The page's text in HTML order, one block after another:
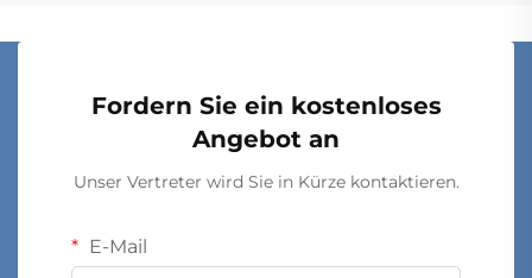
Fordern Sie ein kostenloses
Angebot an
Unser Vertreter wird Sie in Kürze kontaktieren.
E-Mail